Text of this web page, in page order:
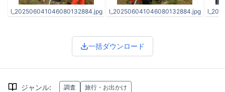
l_202506041046080132884.jpg l_202506041046080132884.jpg
一括ダウンロード
ジャンル: 調査 旅行・お出かけ